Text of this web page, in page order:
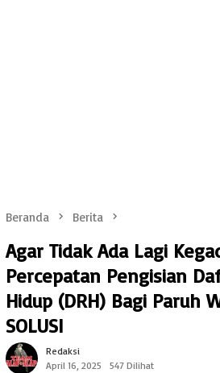
Beranda Berita
Agar Tidak Ada Lagi
Percepatan Pengisian
Hidup (DRH) Bagi Paruh
SOLUSI
Redaksi
April 16, 2025
547 Dilihat